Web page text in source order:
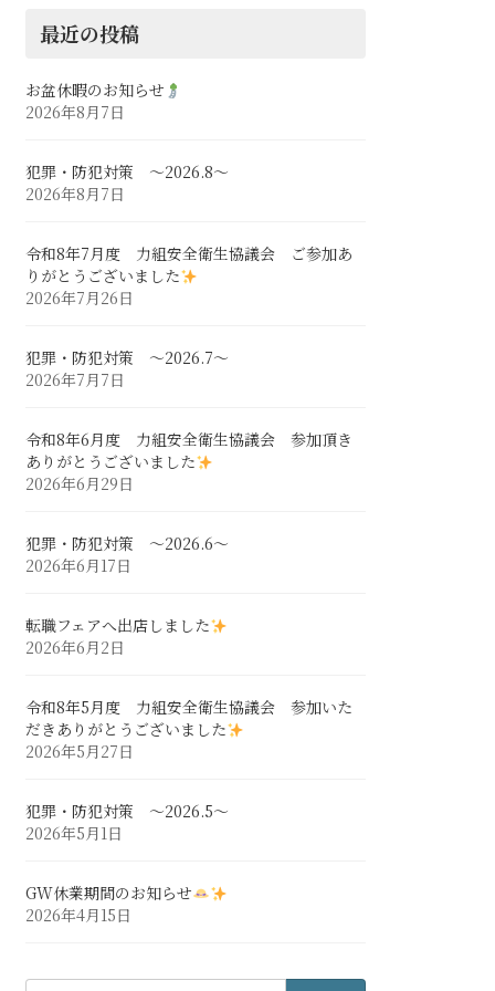
最近の投稿
お盆休暇のお知らせ
2026年8月7日
犯罪・防犯対策 ～2026.8～
2026年8月7日
令和8年7月度 力組安全衛生協議会 ご参加あ
りがとうございました
2026年7月26日
犯罪・防犯対策 ～2026.7～
2026年7月7日
令和8年6月度 力組安全衛生協議会 参加頂き
ありがとうございました
2026年6月29日
犯罪・防犯対策 ～2026.6～
2026年6月17日
転職フェアへ出店しました
2026年6月2日
令和8年5月度 力組安全衛生協議会 参加いた
だきありがとうございました
2026年5月27日
犯罪・防犯対策 ～2026.5～
2026年5月1日
GW休業期間のお知らせ
2026年4月15日